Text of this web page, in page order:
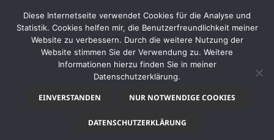
September 2021
Diese Internetseite verwendet Cookies für die Analyse und
Statistik. Cookies helfen mir, die Benutzerfreundlichkeit meiner
Website zu verbessern. Durch die weitere Nutzung der
Website stimmen Sie der Verwendung zu. Weitere
Informationen hierzu finden Sie in meiner
Datenschutzerklärung.
EINVERSTANDEN NUR NOTWENDIGE COOKIES
DATENSCHUTZERKLÄRUNG